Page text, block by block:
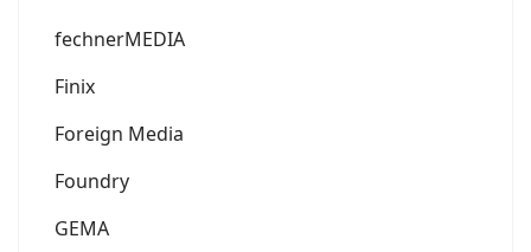
fechnerMEDIA
Finix
Foreign Media
Foundry
GEMA